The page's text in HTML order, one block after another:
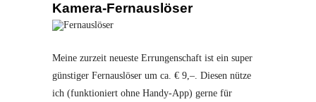
Kamera-Fernauslöser
Meine zurzeit neueste Errungenschaft ist ein super
günstiger Fernauslöser um ca. € 9,–. Diesen nütze
ich (funktioniert ohne Handy-App) gerne für